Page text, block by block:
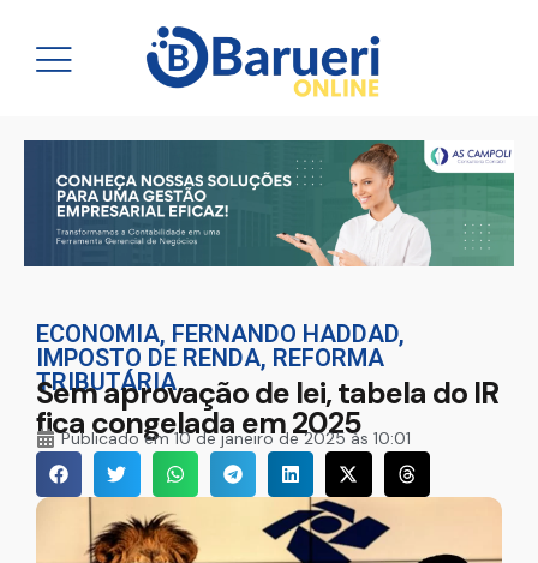
ECONOMIA, FERNANDO HADDAD,
IMPOSTO DE RENDA, REFORMA
TRIBUTÁRIA
Sem aprovação de lei, tabela do IR
fica congelada em 2025
Publicado em10 de janeiro de 2025 às 10:01